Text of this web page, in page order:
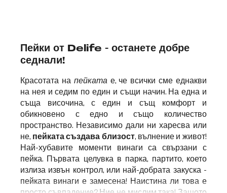
Пейки от Delife - останете добре
седнали!
Красотата на пейкатае, че всички сме еднакви
на нея и седим по един и същи начин. На една и
съща височина, с един и същ комфорт и
обикновено с едно и също количество
пространство. Независимо дали ни харесва или
не, пейката създава близост, вълнение и живот!
Най-хубавите моменти винаги са свързани с
пейка. Първата целувка в парка, партито, което
излиза извън контрол, или най-добрата закуска -
пейката винаги е замесена! Наистина ли това е